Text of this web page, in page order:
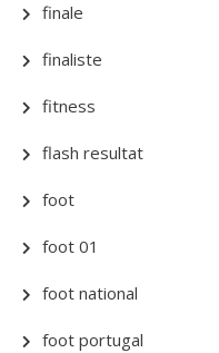
finale
finaliste
fitness
flash resultat
foot
foot 01
foot national
foot portugal